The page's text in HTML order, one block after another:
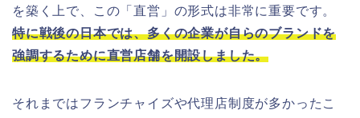
を築く上で、この「直営」の形式は非常に重要です。
特に戦後の日本では、多くの企業が自らのブランドを
強調するために直営店舗を開設しました。
それまではフランチャイズや代理店制度が多かったこ